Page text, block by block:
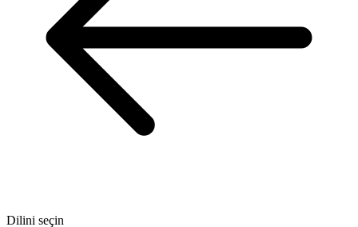
Dilini seçin